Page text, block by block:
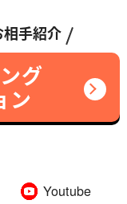
手紹介
グ
ン
Youtube